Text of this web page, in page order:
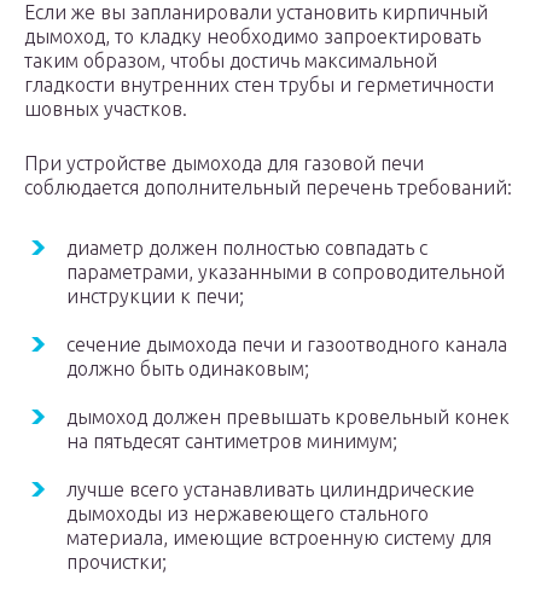
Если же вы запланировали установить кирпичный
дымоход, то кладку необходимо запроектировать
таким образом, чтобы достичь максимальной
гладкости внутренних стен трубы и герметичности
шовных участков.
При устройстве дымохода для газовой печи
соблюдается дополнительный перечень требований:
диаметр должен полностью совпадать с
параметрами, указанными в сопроводительной
инструкции к печи;
сечение дымохода печи и газоотводного канала
должно быть одинаковым;
дымоход должен превышать кровельный конек
на пятьдесят сантиметров минимум;
лучше всего устанавливать цилиндрические
дымоходы из нержавеющего стального
материала, имеющие встроенную систему для
прочистки;